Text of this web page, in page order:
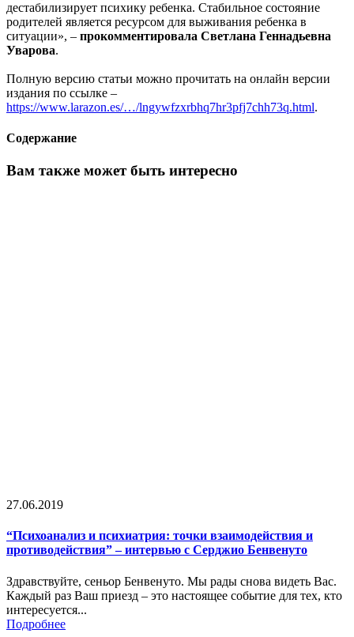
дестабилизирует психику ребенка. Стабильное состояние
родителей является ресурсом для выживания ребенка в
ситуации», – прокомментировала Светлана Геннадьевна
Уварова.
Полную версию статьи можно прочитать на онлайн версии
издания по ссылке –
https://www.larazon.es/…/lngywfzxrbhq7hr3pfj7chh73q.html.
Содержание
Вам также может быть интересно
27.06.2019
“Психоанализ и психиатрия: точки взаимодействия и
противодействия” – интервью с Серджио Бенвенуто
Здравствуйте, сеньор Бенвенуто. Мы рады снова видеть Вас.
Каждый раз Ваш приезд – это настоящее событие для тех, кто
интересуется...
Подробнее